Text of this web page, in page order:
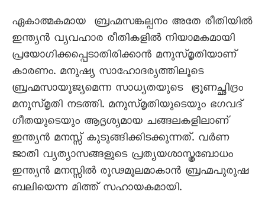
ഏകാത്മകമായ ബ്രഹ്മസങ്കല്പനം അതേ രീതിയിൽ
ഇന്ത്യൻ വ്യവഹാര രീതികളിൽ നിയാമകമായി
പ്രയോഗിക്കപ്പെടാതിരിക്കാൻ മനുസ്മൃതിയാണ്
കാരണം. മനുഷ്യ സാഹോദര്യത്തിലൂടെ
ബ്രഹ്മസായൂജ്യമെന്ന സാധ്യതയുടെ ഭ്രൂണച്ഛിദ്രം
മനുസ്മൃതി നടത്തി. മനുസ്മൃതിയുടെയും ഭഗവദ്
ഗീതയുടെയും ആദൃശ്യമായ ചങ്ങലകളിലാണ്
ഇന്ത്യൻ മനസ്സ് കുടുങ്ങിക്കിടക്കുന്നത്. വർണ
ജാതി വ്യത്യാസങ്ങളുടെ പ്രത്യയശാസ്ത്രബോധം
ഇന്ത്യൻ മനസ്സിൽ രൂഢമൂലമാകാൻ ബ്രഹ്മപുരുഷ
ബലിയെന്ന മിത്ത് സഹായകമായി.